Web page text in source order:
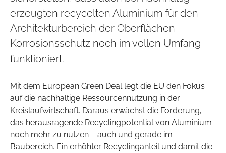
erzeugten recycelten Aluminium für den
Architekturbereich der Oberflächen-
Korrosionsschutz noch im vollen Umfang
funktioniert.
Mit dem European Green Deal legt die EU den Fokus
auf die nachhaltige Ressourcennutzung in der
Kreislaufwirtschaft. Daraus erwächst die Forderung,
das herausragende Recyclingpotential von Aluminium
noch mehr zu nutzen – auch und gerade im
Baubereich. Ein erhöhter Recyclinganteil und damit die